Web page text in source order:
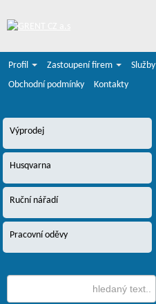
Profil
Zastoupení firem Služby
Obchodní podmínky
Kontakty
Výprodej
Husqvarna
Ruční nářadí
Pracovní oděvy